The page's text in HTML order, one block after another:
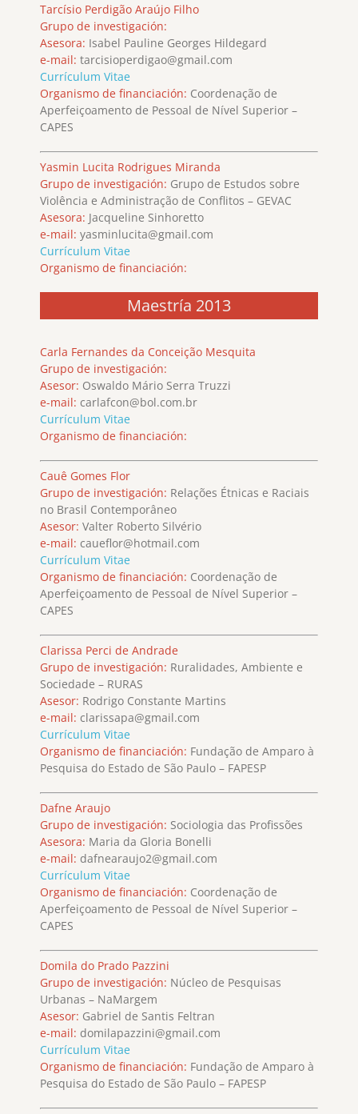
Tarcísio Perdigão Araújo Filho
Grupo de investigación:
Asesora: Isabel Pauline Georges Hildegard
e-mail: tarcisioperdigao@gmail.com
Currículum Vitae
Organismo de financiación: Coordenação de
Aperfeiçoamento de Pessoal de Nível Superior –
CAPES
Yasmin Lucita Rodrigues Miranda
Grupo de investigación: Grupo de Estudos sobre
Violência e Administração de Conflitos – GEVAC
Asesora: Jacqueline Sinhoretto
e-mail: yasminlucita@gmail.com
Currículum Vitae
Organismo de financiación:
Maestría 2013
Carla Fernandes da Conceição Mesquita
Grupo de investigación:
Asesor: Oswaldo Mário Serra Truzzi
e-mail: carlafcon@bol.com.br
Currículum Vitae
Organismo de financiación:
Cauê Gomes Flor
Grupo de investigación: Relações Étnicas e Raciais
no Brasil Contemporâneo
Asesor: Valter Roberto Silvério
e-mail: caueflor@hotmail.com
Currículum Vitae
Organismo de financiación: Coordenação de
Aperfeiçoamento de Pessoal de Nível Superior –
CAPES
Clarissa Perci de Andrade
Grupo de investigación: Ruralidades, Ambiente e
Sociedade – RURAS
Asesor: Rodrigo Constante Martins
e-mail: clarissapa@gmail.com
Currículum Vitae
Organismo de financiación: Fundação de Amparo à
Pesquisa do Estado de São Paulo – FAPESP
Dafne Araujo
Grupo de investigación: Sociologia das Profissões
Asesora: Maria da Gloria Bonelli
e-mail: dafnearaujo2@gmail.com
Currículum Vitae
Organismo de financiación: Coordenação de
Aperfeiçoamento de Pessoal de Nível Superior –
CAPES
Domila do Prado Pazzini
Grupo de investigación: Núcleo de Pesquisas
Urbanas – NaMargem
Asesor: Gabriel de Santis Feltran
e-mail: domilapazzini@gmail.com
Currículum Vitae
Organismo de financiación: Fundação de Amparo à
Pesquisa do Estado de São Paulo – FAPESP